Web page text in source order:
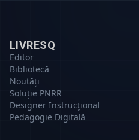
LIVRESQ
Editor
Bibliotecă
Noutăți
Soluție PNRR
Designer Instrucțional
Pedagogie Digitală